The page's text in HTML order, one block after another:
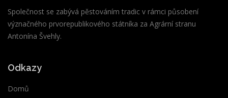
Společnost se zabývá pěstováním tradic v rámci působení
význačného prvorepublikového státníka za Agrární stranu
Antonína Švehly.
Odkazy
Domů